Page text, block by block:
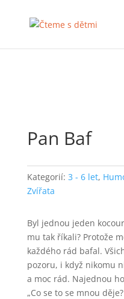
Pan Baf
Kategorií: 3 - 6 let,
Zvířata
Byl jednou jeden
mu tak říkali? Protože
každého rád bafal.
pozoru, i když nikomu
a moc rád. Najednou
„Co se to se mnou